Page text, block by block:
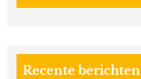
Recente berichten